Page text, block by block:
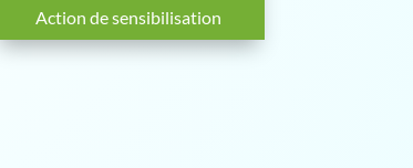
Action de sensibilisation